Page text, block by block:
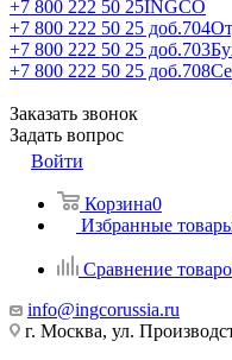
+7 800 222 50 25INGCO
+7 800 222 50 25 доб.704
+7 800 222 50 25 доб.703
+7 800 222 50 25 доб.708
Заказать звонок
Задать вопрос
Войти
Корзина0
Избранные
Сравнение
info@ingcorussia.ru
г. Москва, ул.